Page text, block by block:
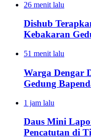
26 menit lalu
Dishub
Kebakaran
51 menit lalu
Warga Dengar
Gedung
1 jam lalu
Daus Mini
Pencatutan di